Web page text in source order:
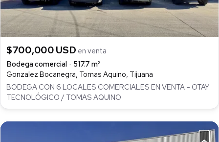
$700,000 USD en venta
Bodega comercial
517.7 m²
Gonzalez Bocanegra, Tomas Aquino, Tijuana
BODEGA CON 6 LOCALES COMERCIALES EN VENTA – OTAY
TECNOLÓGICO / TOMAS AQUINO